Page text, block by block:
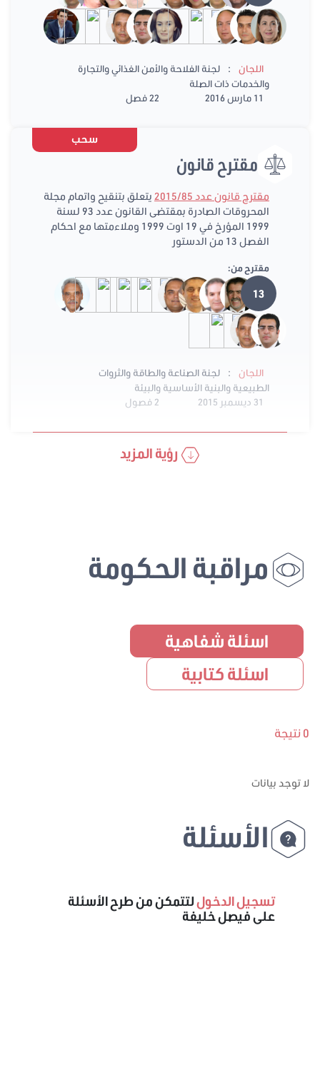
اللجان :
لجنة الفلاحة والأمن الغذائي والتجارة
والخدمات ذات الصلة
11 مارس 2016
22 فصل
سحب
مقترح قانون
مقترح قانون عدد 2015/85
يتعلق بتنقيح واتمام مجلة
المحروقات الصادرة بمقتضى القانون عدد 93 لسنة
1999 المؤرخ في 19 اوت 1999 وملاءمتها مع احكام
الفصل 13 من الدستور
مقترح من:
13
اللجان :
لجنة الصناعة والطاقة والثروات
الطبيعية والبنية الأساسية والبيئة
31 ديسمبر 2015
2 فصول
رؤية المزيد
مراقبة الحكومة
اسئلة شفاهية
اسئلة كتابية
0 نتيجة
لا توجد بيانات
الأسئلة
تسجيل الدخوللتتمكن من طرح الأسئلة
على فيصل خليفة